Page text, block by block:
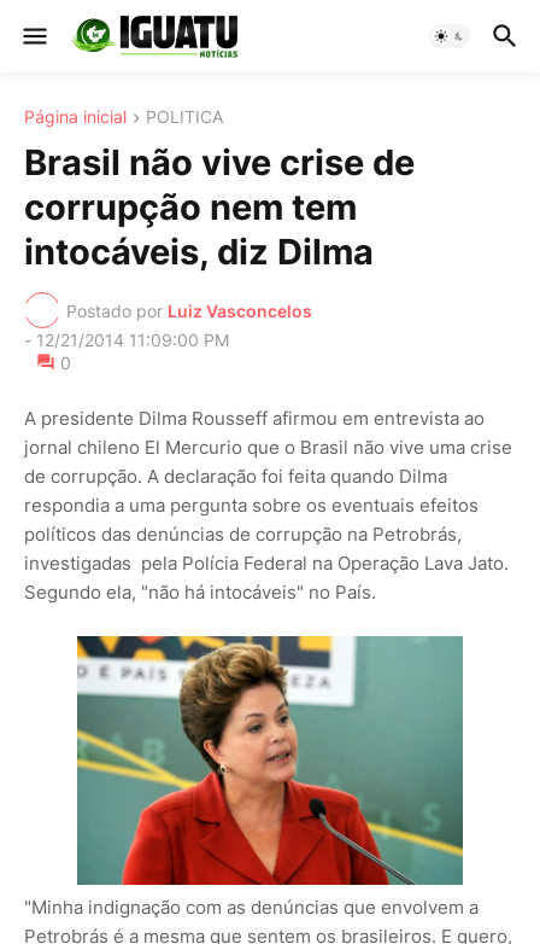
Página inicial POLITICA
Brasil não vive crise de
corrupção nem tem
intocáveis, diz Dilma
Postado por Luiz Vasconcelos
- 12/21/2014 11:09:00 PM
0
A presidente Dilma Rousseff afirmou em entrevista ao
jornal chileno El Mercurio que o Brasil não vive uma crise
de corrupção. A declaração foi feita quando Dilma
respondia a uma pergunta sobre os eventuais efeitos
políticos das denúncias de corrupção na Petrobrás,
investigadas pela Polícia Federal na Operação Lava Jato.
Segundo ela, "não há intocáveis" no País.
"Minha indignação com as denúncias que envolvem a
Petrobrás é a mesma que sentem os brasileiros. E quero,